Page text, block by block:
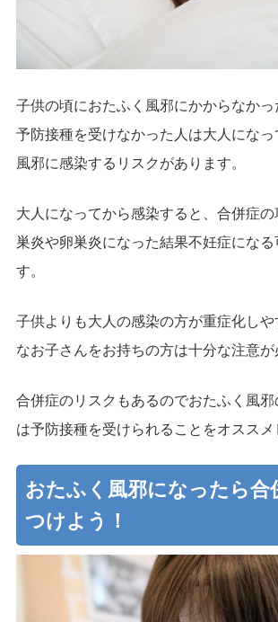
子供の頃におたふく風邪にかからなか
予防接種を受けなかった人は大人になっ
風邪に感染するリスクがあります。
大人になってから感染すると、合併症
巣炎や卵巣炎になった結果不妊症になる
す。
子供よりも大人の感染の方が重症化しや
なお子さんをお持ちの方は十分な注意が
合併症のリスクもあるのでおたふく風
は予防接種を受けられることをオススメ
おたふく風邪になったら合
つけよう！